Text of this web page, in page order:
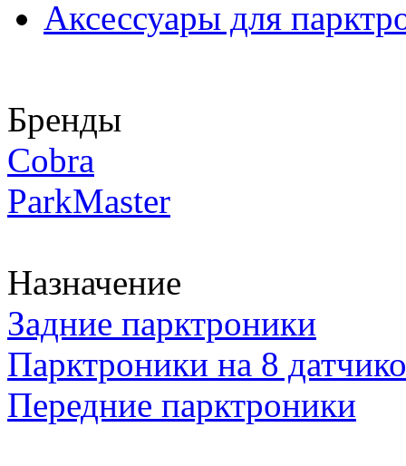
Аксессуары для
Бренды
Cobra
ParkMaster
Назначение
Задние парктроники
Парктроники на 8
Передние парктроники